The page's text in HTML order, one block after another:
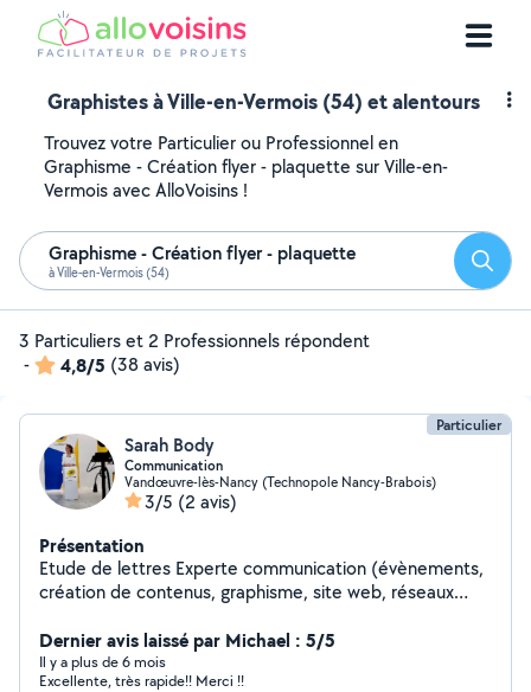
Graphistes à Ville-en-Vermois (54) et alentours
Trouvez votre Particulier ou Professionnel en
Graphisme - Création flyer - plaquette sur Ville-en-
Vermois avec AlloVoisins !
Graphisme - Création flyer - plaquette
à Ville-en-Vermois (54)
3 Particuliers et 2 Professionnels répondent
-
4,8/5 (38 avis)
Particulier
Sarah Body
Communication
Vandœuvre-lès-Nancy (Technopole Nancy-Brabois)
3/5 (2 avis)
Présentation
Etude de lettres Experte communication (évènements,
création de contenus, graphisme, site web, réseaux
retouche photos)
Dernier avis laissé par Michael : 5/5
Il y a plus de 6 mois
Excellente, très rapide!! Merci !!